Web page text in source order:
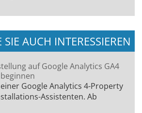
AUCH INTERESSIEREN
auf Google Analytics GA4
Google Analytics 4-Property
Assistenten. Ab